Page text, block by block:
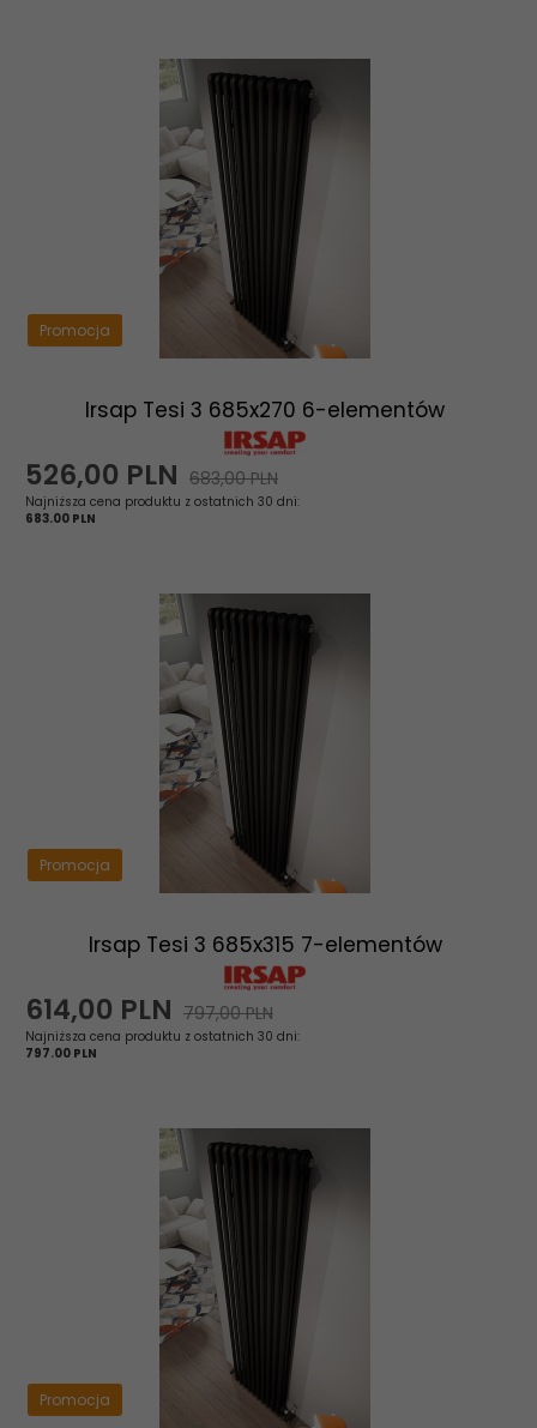
Promocja
Irsap Tesi 3 685x270 6-elementów
526,00 PLN 683,00 PLN
Najniższa cena produktu z ostatnich 30 dni:
683.00 PLN
Promocja
Irsap Tesi 3 685x315 7-elementów
614,00 PLN 797,00 PLN
Najniższa cena produktu z ostatnich 30 dni:
797.00 PLN
Promocja